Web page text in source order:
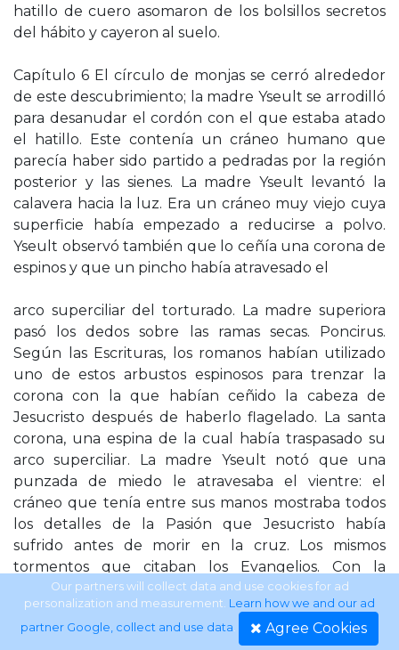
hatillo de cuero asomaron de los bolsillos secretos
del hábito y cayeron al suelo.
Capítulo 6 El círculo de monjas se cerró alrededor
de este descubrimiento; la madre Yseult se arrodilló
para desanudar el cordón con el que estaba atado
el hatillo. Este contenía un cráneo humano que
parecía haber sido partido a pedradas por la región
posterior y las sienes. La madre Yseult levantó la
calavera hacia la luz. Era un cráneo muy viejo cuya
superficie había empezado a reducirse a polvo.
Yseult observó también que lo ceñía una corona de
espinos y que un pincho había atravesado el
arco superciliar del torturado. La madre superiora
pasó los dedos sobre las ramas secas. Poncirus.
Según las Escrituras, los romanos habían utilizado
uno de estos arbustos espinosos para trenzar la
corona con la que habían ceñido la cabeza de
Jesucristo después de haberlo flagelado. La santa
corona, una espina de la cual había traspasado su
arco superciliar. La madre Yseult notó que una
punzada de miedo le atravesaba el vientre: el
cráneo que tenía entre sus manos mostraba todos
los detalles de la Pasión que Jesucristo había
sufrido antes de morir en la cruz. Los mismos
tormentos que citaban los Evangelios. Con la
diferencia de que esa calavera estaba partida por
varios lugares, mientras que las Escrituras afirmaban
que ninguna piedra había herido el rostro de Cristo.
Our partners will collect data and use cookies for ad
personalization and measurement. Learn how we and our ad
partner Google, collect and use data. Agree Cookies